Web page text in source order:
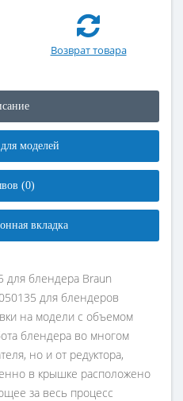
Возврат товара
моделей
(0)
вкладка
для блендера Braun
для блендеров
на модели с объемом
блендера во многом
но и от редуктора,
в крышке расположено
за весь процесс